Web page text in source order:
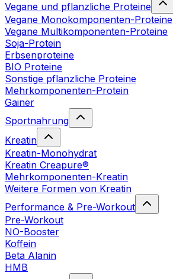
Vegane und pflanzliche Proteine
Vegane Monokomponenten-Proteine
Vegane Multikomponenten-Proteine
Soja-Protein
Erbsenproteine
BIO Proteine
Sonstige pflanzliche Proteine
Mehrkomponenten-Protein
Gainer
Sportnahrung
Kreatin
Kreatin-Monohydrat
Kreatin Creapure®
Mehrkomponenten-Kreatin
Weitere Formen von Kreatin
Performance & Pre-Workout
Pre-Workout
NO-Booster
Koffein
Beta Alanin
HMB